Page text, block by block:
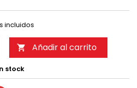
incluidos
 Añadir al carrito
stock